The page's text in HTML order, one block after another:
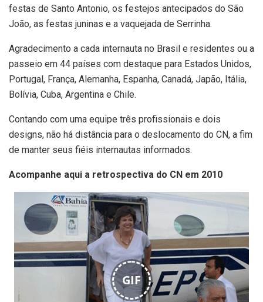
festas de Santo Antonio, os festejos antecipados do São
João, as festas juninas e a vaquejada de Serrinha.
Agradecimento a cada internauta no Brasil e residentes ou a
passeio em 44 países com destaque para Estados Unidos,
Portugal, França, Alemanha, Espanha, Canadá, Japão, Itália,
Bolívia, Cuba, Argentina e Chile.
Contando com uma equipe três profissionais e dois
designs, não há distância para o deslocamento do CN, a fim
de manter seus fiéis internautas informados.
Acompanhe aqui a retrospectiva do CN em 2010
GIF